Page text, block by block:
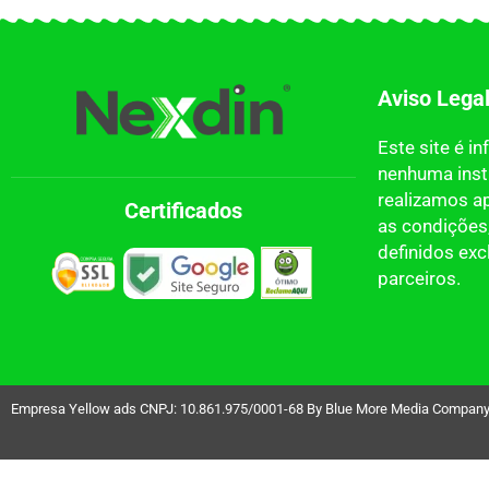
Certificados
Aviso Legal
Este site é
nenhuma
realizamos
as
definidos
parceiros.
Empresa Yellow ads CNPJ: 10.861.975/0001-68 By Blue More Media